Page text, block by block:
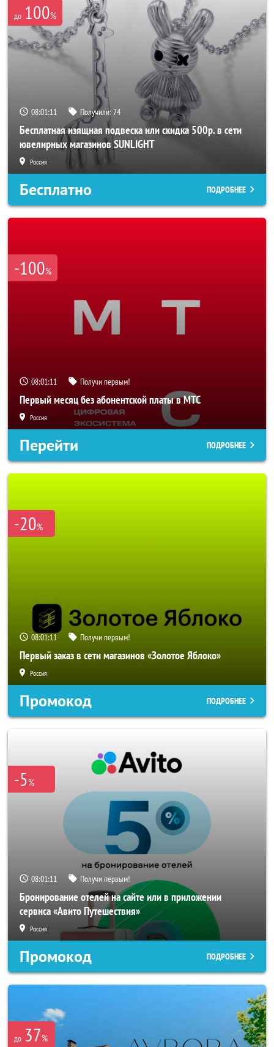
до 100%
08:01:08 Получили:74
Бесплатная изящная подвеска или скидка 500р. в сети
ювелирных магазинов SUNLIGHT
Россия
Бесплатно ПОДРОБНЕЕ
-100%
08:01:08 Получи первым!
Первый месяц без абонентской платы в МТС
Россия
Перейти ПОДРОБНЕЕ
-20%
08:01:08 Получи первым!
Первый заказ в сети магазинов «Золотое Яблоко»
Россия
Промокод ПОДРОБНЕЕ
-5%
08:01:08 Получи первым!
Бронирование отелей на сайте или в приложении
сервиса «Авито Путешествия»
Россия
Промокод ПОДРОБНЕЕ
до 37%